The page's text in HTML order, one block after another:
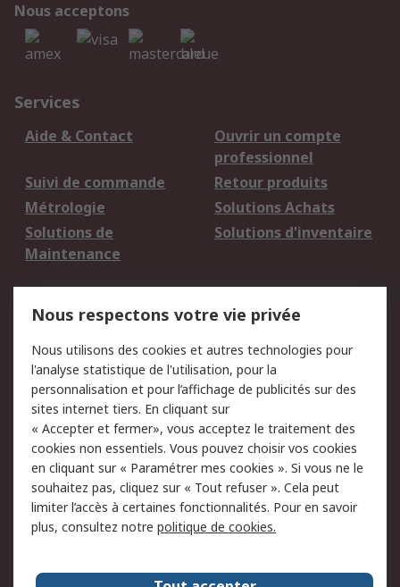
Nous acceptons
Services
Aide & Contact
Ouvrir un compte
professionnel
Suivi de commande
Retour produits
Métrologie
Solutions Achats
Solutions de
Maintenance
Solutions d'inventaire
du site
Politique de protection
des données - Mise à
jour
Sécurité des E-mails
Conditions générales
de vente
Politique anti-
corruption
Campagnes marketing
A propos de RS
A propos de RS France Evénements
Nous respectons votre vie privée
Nous utilisons des cookies et autres technologies pour
l'analyse statistique de l'utilisation, pour la
personnalisation et pour l’affichage de publicités sur des
sites internet tiers. En cliquant sur
« Accepter et fermer», vous acceptez le traitement des
cookies non essentiels. Vous pouvez choisir vos cookies
en cliquant sur « Paramétrer mes cookies ». Si vous ne le
souhaitez pas, cliquez sur « Tout refuser ». Cela peut
limiter l’accès à certaines fonctionnalités. Pour en savoir
plus, consultez notre politique de cookies.